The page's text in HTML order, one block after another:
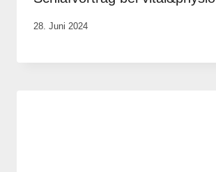
Von
Krause
28. Juni 2024